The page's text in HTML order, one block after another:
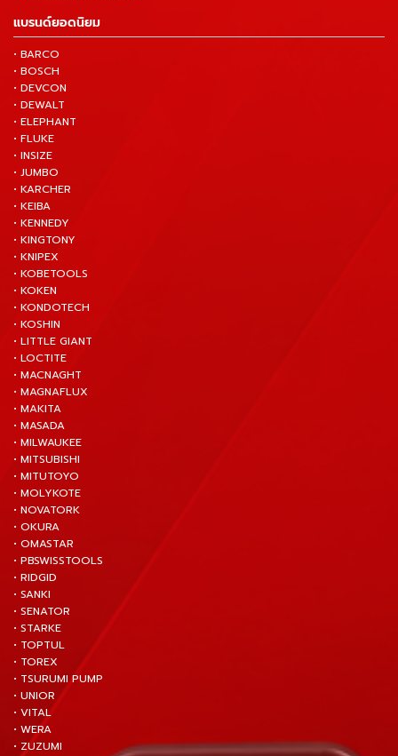
แบรนด์ยอดนิยม
• BARCO
• BOSCH
• DEVCON
• DEWALT
• ELEPHANT
• FLUKE
• INSIZE
• JUMBO
• KARCHER
• KEIBA
• KENNEDY
• KINGTONY
• KNIPEX
• KOBETOOLS
• KOKEN
• KONDOTECH
• KOSHIN
• LITTLE GIANT
• LOCTITE
• MACNAGHT
• MAGNAFLUX
• MAKITA
• MASADA
• MILWAUKEE
• MITSUBISHI
• MITUTOYO
• MOLYKOTE
• NOVATORK
• OKURA
• OMASTAR
• PBSWISSTOOLS
• RIDGID
• SANKI
• SENATOR
• STARKE
• TOPTUL
• TOREX
• TSURUMI PUMP
• UNIOR
• VITAL
• WERA
• ZUZUMI